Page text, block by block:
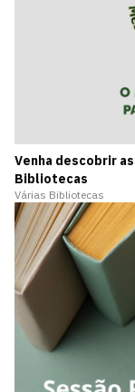
Venha descobrir
Bibliotecas
Várias Bibliotecas